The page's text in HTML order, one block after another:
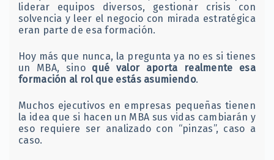
liderar equipos diversos, gestionar crisis con
solvencia y leer el negocio con mirada estratégica
eran parte de esa formación.
Hoy más que nunca, la pregunta ya no es si tienes
un MBA, sino qué valor aporta realmente esa
formación al rol que estás asumiendo.
Muchos ejecutivos en empresas pequeñas tienen
la idea que si hacen un MBA sus vidas cambiarán y
eso requiere ser analizado con “pinzas”, caso a
caso.